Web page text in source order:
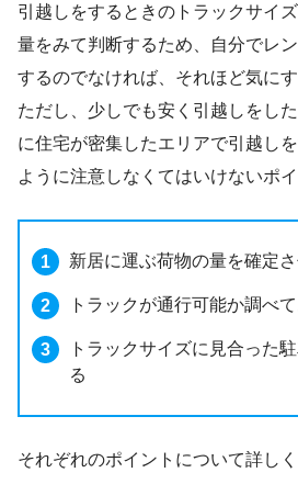
引越しをするときのトラックサイ
量をみて判断するため、自分でレ
するのでなければ、それほど気に
ただし、少しでも安く引越しをし
に住宅が密集したエリアで引越し
ように注意しなくてはいけないポ
新居に運ぶ荷物の量を確定さ
トラックが通行可能か調べて
トラックサイズに見合った
る
それぞれのポイントについて詳し